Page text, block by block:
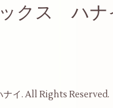
クス ハナ
イ. All Rights Reserved.